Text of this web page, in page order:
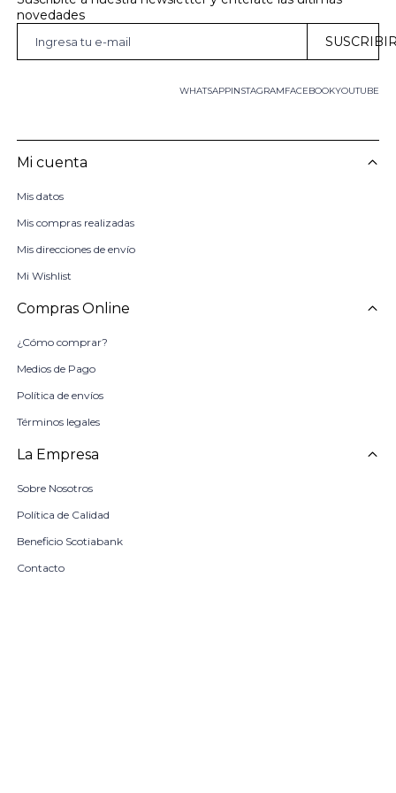
novedades
WHATSAPP FACEBOOKYOUTUBE
INSTAGRAM
Mi cuenta
Mis datos
Mis compras realizadas
Mis direcciones de envío
Mi Wishlist
Compras Online
¿Cómo comprar?
Medios de Pago
Política de envíos
Términos legales
La Empresa
Sobre Nosotros
Política de Calidad
Beneficio Scotiabank
Contacto